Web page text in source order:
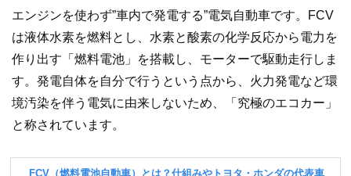
エンジンを使わず”車内で発電する”電気自動車です。FCV
は液体水素を燃料とし、水素と酸素の化学反応から電力を
作り出す「燃料電池」を搭載し、モーターで駆動走行しま
す。発電自体を自分で行うという点から、火力発電など環
境汚染を伴う電気に由来しないため、「究極のエコカー」
と称されています。